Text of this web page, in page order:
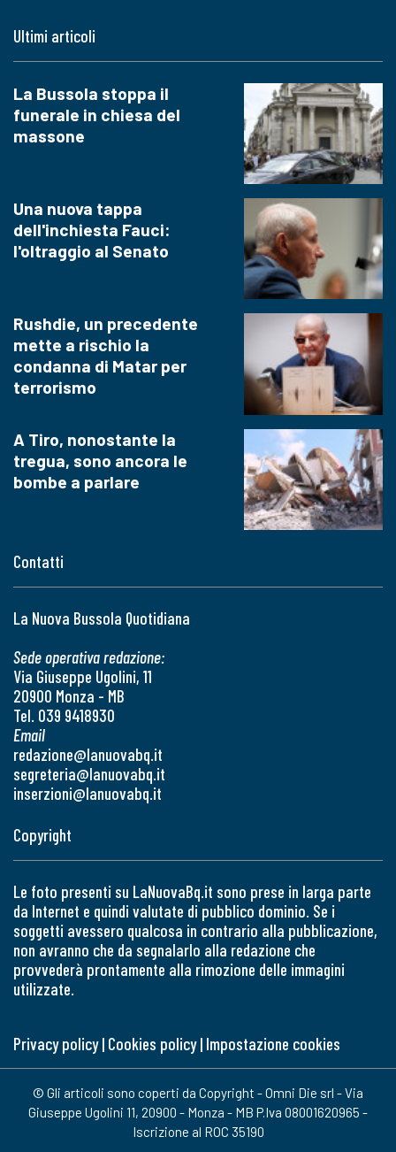
Contatti
La Nuova Bussola Quotidiana
Sede operativa redazione:
Via Giuseppe Ugolini, 11
20900 Monza - MB
Tel. 039 9418930
Email
redazione@lanuovabq.it
segreteria@lanuovabq.it
inserzioni@lanuovabq.it
Ultimi articoli
La Bussola stoppa il
funerale in chiesa del
massone
Una nuova tappa
dell'inchiesta Fauci:
l'oltraggio al Senato
Rushdie, un precedente
mette a rischio la
condanna di Matar per
terrorismo
A Tiro, nonostante la
tregua, sono ancora le
bombe a parlare
Copyright
Le foto presenti su LaNuovaBq.it sono prese in larga parte
da Internet e quindi valutate di pubblico dominio. Se i
soggetti avessero qualcosa in contrario alla pubblicazione,
non avranno che da segnalarlo alla redazione che
provvederà prontamente alla rimozione delle immagini
utilizzate.
Privacy policy| Cookies policy| Impostazione cookies
© Gli articoli sono coperti da Copyright - Omni Die srl - Via
Giuseppe Ugolini 11, 20900 - Monza - MB P.Iva 08001620965 -
Iscrizione al ROC 35190